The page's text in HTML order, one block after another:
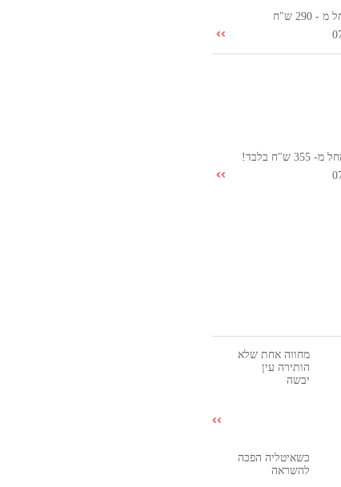
290 ש"ח
מחווה אחת שלא
הותירה עין
יבשה
כשאיטליה הפכה
להשראה